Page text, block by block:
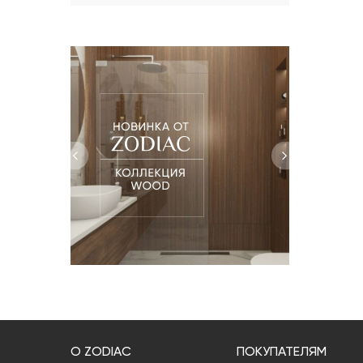
31.5x57
31.6x90
31.6x100
31.7x22
33.3x100
40x80
45x120
50x150
59.6x150
О ZODIAC ПОКУПАТЕЛЯМ